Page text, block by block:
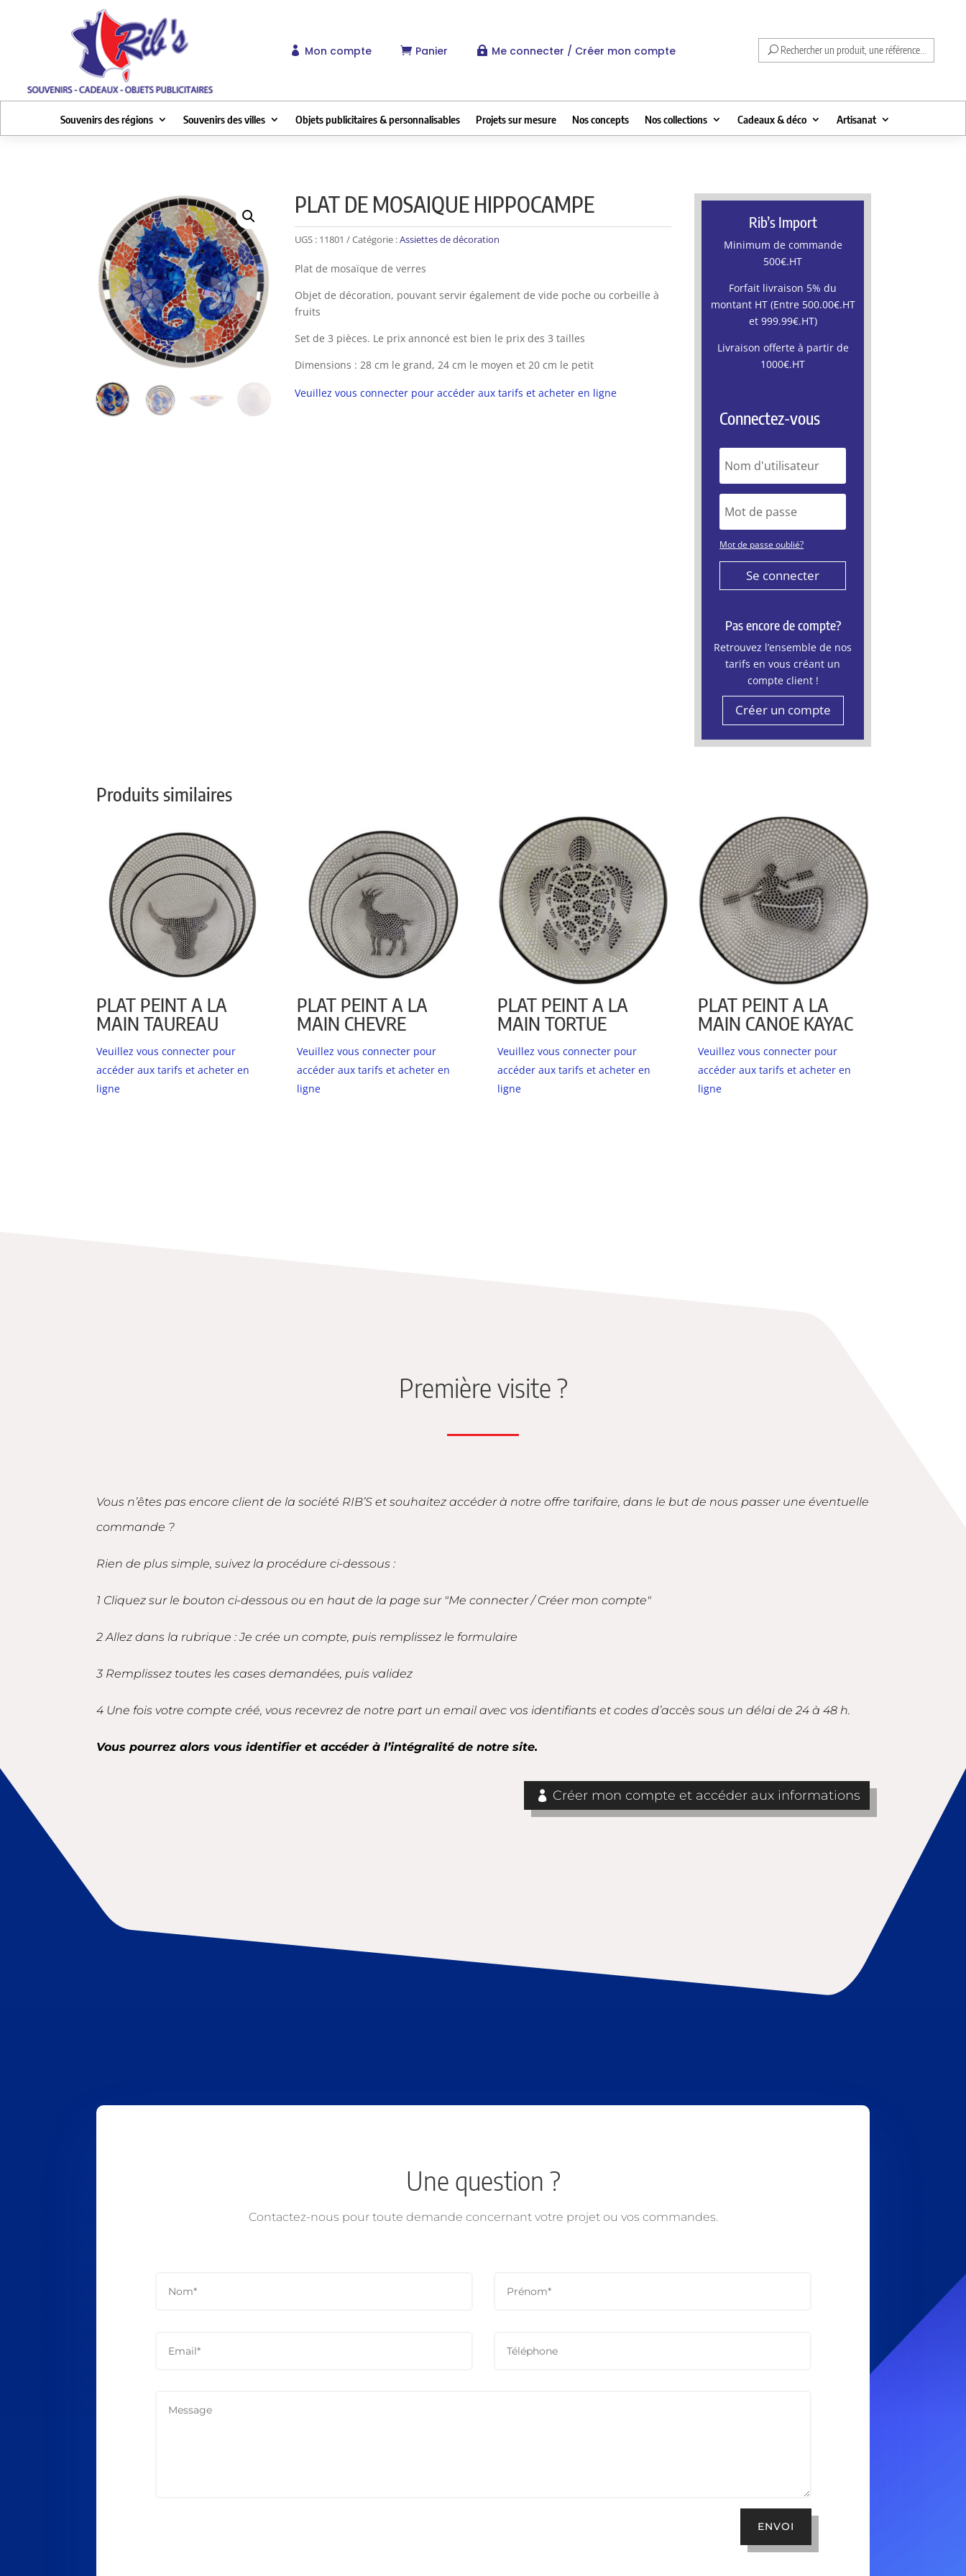
 Mon compte  Panier  Me connecter / Créer mon compte Rechercher un produit, une référence...
Souvenirs des régions Souvenirs des villes Objets publicitaires & personnalisables Projets sur mesure Nos concepts Nos collections Cadeaux & déco Artisanat
PLAT DE MOSAIQUE HIPPOCAMPE
UGS : 11801 Catégorie :Assiettes de décoration
Plat de mosaïque de verres
Objet de décoration, pouvant servir également de vide poche ou corbeille à
fruits
Set de 3 pièces. Le prix annoncé est bien le prix des 3 tailles
Dimensions : 28 cm le grand, 24 cm le moyen et 20 cm le petit
Veuillez vous connecter pour accéder aux tarifs et acheter en ligne
Rib’s Import
Minimum de commande
500€.HT
Forfait livraison 5% du
montant HT (Entre 500.00€.HT
et 999.99€.HT)
Livraison offerte à partir de
1000€.HT
Connectez-vous
Mot de passe oublié?
Se connecter
Pas encore de compte?
Retrouvez l’ensemble de nos
tarifs en vous créant un
compte client !
Créer un compte
Produits similaires
PLAT PEINT A LA
MAIN TAUREAU
Veuillez vous connecter pour
accéder aux tarifs et acheter en
ligne
PLAT PEINT A LA
MAIN CHEVRE
Veuillez vous connecter pour
accéder aux tarifs et acheter en
ligne
PLAT PEINT A LA
MAIN TORTUE
Veuillez vous connecter pour
accéder aux tarifs et acheter en
ligne
PLAT PEINT A LA
MAIN CANOE KAYAC
Veuillez vous connecter pour
accéder aux tarifs et acheter en
ligne
Première visite ?
Vous n’êtes pas encore client de la société RIB’S et souhaitez accéder à notre offre tarifaire, dans le but de nous passer une éventuelle
commande ?
Rien de plus simple, suivez la procédure ci-dessous :
1 Cliquez sur le bouton ci-dessous ou en haut de la page sur "Me connecter / Créer mon compte"
2 Allez dans la rubrique : Je crée un compte, puis remplissez le formulaire
3 Remplissez toutes les cases demandées, puis validez
4 Une fois votre compte créé, vous recevrez de notre part un email avec vos identifiants et codes d’accès sous un délai de 24 à 48 h.
Vous pourrez alors vous identifier et accéder à l’intégralité de notre site.
Créer mon compte et accéder aux informations
Une question ?
Contactez-nous pour toute demande concernant votre projet ou vos commandes.
ENVOI